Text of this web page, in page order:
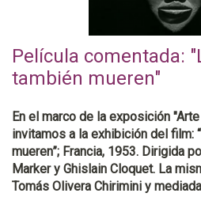
Película comentada:
también mueren"
En el marco de la exposición
invitamos a la exhibición del film:
mueren”; Francia, 1953. Dirigida
Marker y Ghislain Cloquet. La
Tomás Olivera Chirimini y